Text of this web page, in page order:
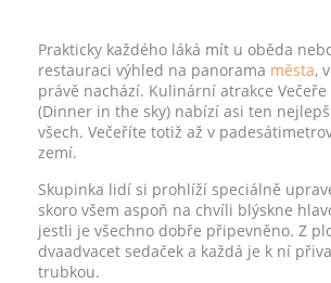
Prakticky každého láká mít u oběda
restauraci výhled na panorama města,
právě nachází. Kulinární atrakce Večeře
(Dinner in the sky) nabízí asi ten
všech. Večeříte totiž až v
zemí.
Skupinka lidí si prohlíží speciálně
skoro všem aspoň na chvíli blýskne
jestli je všechno dobře připevněno. Z
dvaadvacet sedaček a každá je k ní
trubkou.